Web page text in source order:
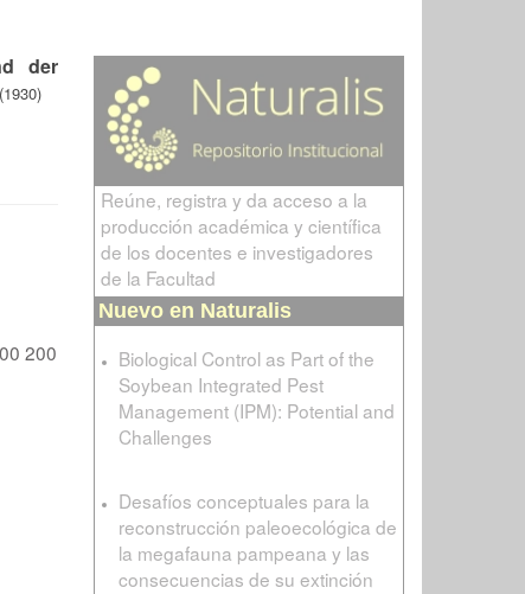
der
200
Reúne, registra y da acceso a la
producción académica y científica
de los docentes e investigadores
de la Facultad
Nuevo en Naturalis
Biological Control as Part of the
Soybean Integrated Pest
Management (IPM): Potential and
Challenges
Desafíos conceptuales para la
reconstrucción paleoecológica de
la megafauna pampeana y las
consecuencias de su extinción